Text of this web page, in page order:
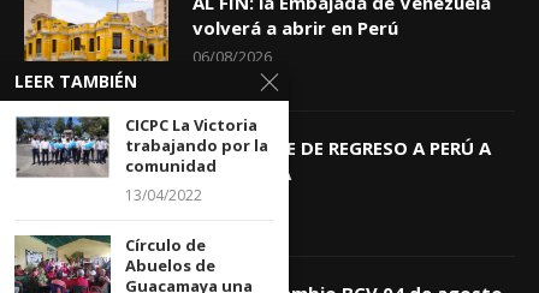
volverá a abrir en Perú
06/08/2026
KEIKO TRAE DE REGRESO A PERÚ A
GIOVANNA
04/08/2026
LEER TAMBIÉN
CICPC La Victoria
trabajando por la
comunidad
13/04/2022
Círculo de
Abuelos de
Guacamaya una